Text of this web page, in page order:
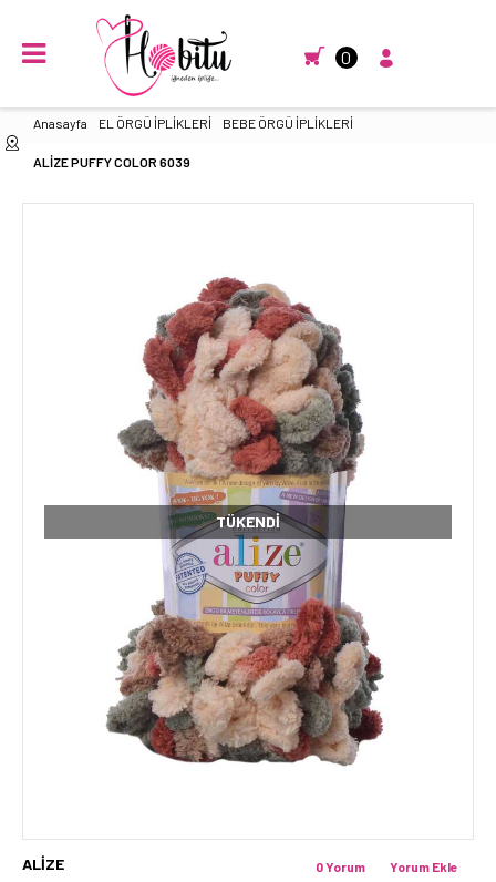
0
Anasayfa EL ÖRGÜ İPLİKLERİ BEBE ÖRGÜ İPLİKLERİ
ALİZE PUFFY COLOR 6039
TÜKENDI
ALİZE Yorum Ekle
0 Yorum